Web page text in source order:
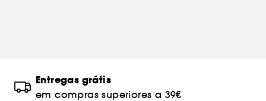
Entregas grátis
em compras superiores a 39€